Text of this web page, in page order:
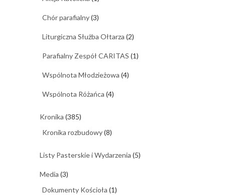
Chór parafialny(3)
Liturgiczna Służba Ołtarza (2)
Parafialny Zespół CARITAS (1)
Wspólnota Młodzieżowa (4)
Wspólnota Różańca (4)
Kronika (385)
Kronika rozbudowy(8)
Listy Pasterskie i Wydarzenia (5)
Media (3)
Dokumenty Kościoła (1)